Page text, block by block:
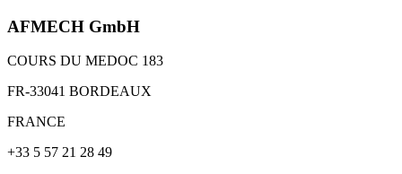
AFMECH GmbH
COURS DU MEDOC 183
FR-33041 BORDEAUX
FRANCE
+33 5 57 21 28 49